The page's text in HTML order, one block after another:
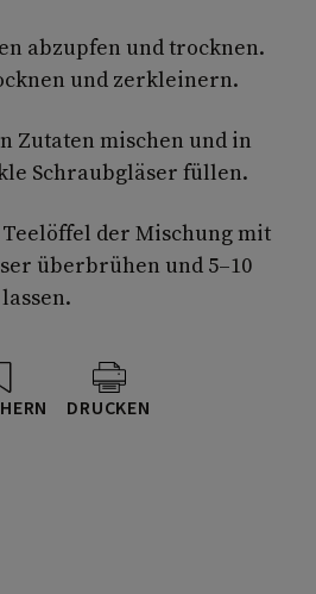
abzupfen und trocknen.
und zerkleinern.
Zutaten mischen und in
Schraubgläser füllen.
Teelöffel der Mischung mit
überbrühen und 5–10
DRUCKEN